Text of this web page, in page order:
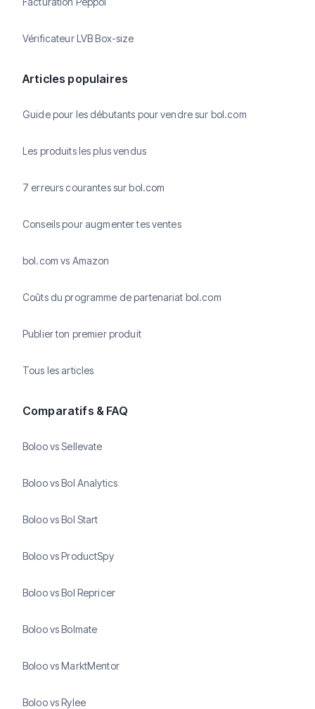
Vérificateur LVB Box-size
Articles populaires
Guide pour les débutants pour vendre sur bol.com
Les produits les plus vendus
7 erreurs courantes sur bol.com
Conseils pour augmenter tes ventes
bol.com vs Amazon
Coûts du programme de partenariat bol.com
Publier ton premier produit
Tous les articles
Comparatifs & FAQ
Boloo vs Sellevate
Boloo vs Bol Analytics
Boloo vs Bol Start
Boloo vs ProductSpy
Boloo vs Bol Repricer
Boloo vs Bolmate
Boloo vs MarktMentor
Boloo vs Rylee